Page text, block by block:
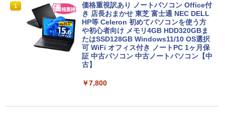
1
価格重視訳あり ノートパソコン Office付
き 店長おまかせ 東芝 富士通 NEC DELL
HP等 Celeron 初めてパソコンを使う方
や初心者向け メモリ4GB HDD320GBま
たはSSD128GB Windows11/10 OS選択
可 WiFi オフィス付き ノートPC 1ヶ月保
証 中古パソコン 中古ノートパソコン【中
古】
￥7,800